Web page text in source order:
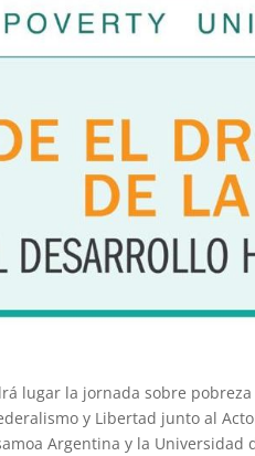
lugar la jornada sobre
y Libertad junto al
Argentina y la Universidad